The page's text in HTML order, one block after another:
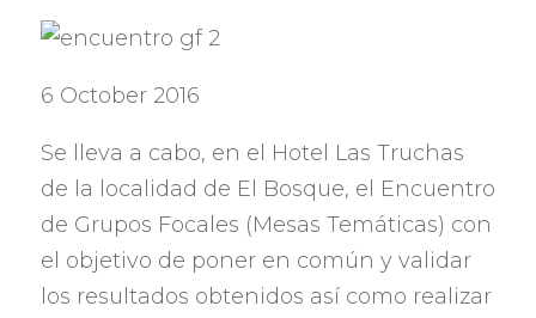
6 October 2016
Se lleva a cabo, en el Hotel Las Truchas
de la localidad de El Bosque, el Encuentro
de Grupos Focales (Mesas Temáticas) con
el objetivo de poner en común y validar
los resultados obtenidos así como realizar